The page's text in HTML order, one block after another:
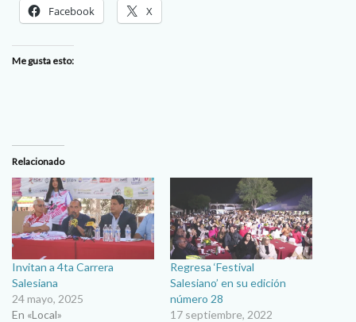
Facebook X
Me gusta esto:
Relacionado
Invitan a 4ta Carrera
Salesiana
24 mayo, 2025
En «Local»
Regresa ‘Festival
Salesiano’ en su edición
número 28
17 septiembre, 2022